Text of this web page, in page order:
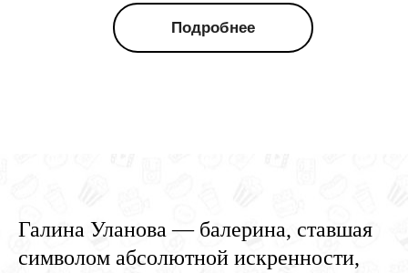
Подробнее
Галина Уланова — балерина, ставшая
символом абсолютной искренности,